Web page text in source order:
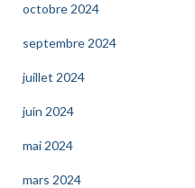
octobre 2024
septembre 2024
juillet 2024
juin 2024
mai 2024
mars 2024